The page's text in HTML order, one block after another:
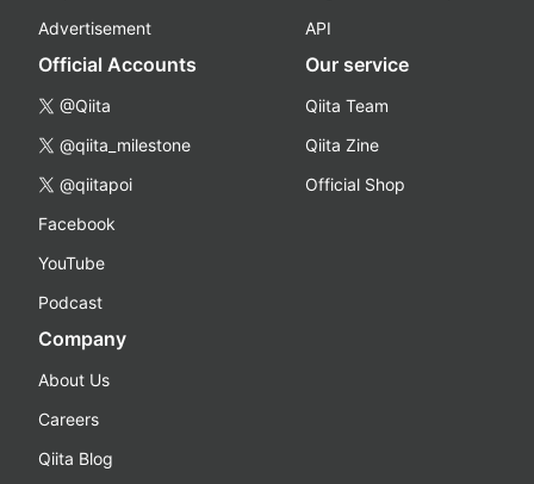
Advertisement
API
Official Accounts
@Qiita
@qiita_milestone
@qiitapoi
Facebook
YouTube
Podcast
Our service
Qiita Team
Qiita Zine
Official Shop
Company
About Us
Careers
Qiita Blog